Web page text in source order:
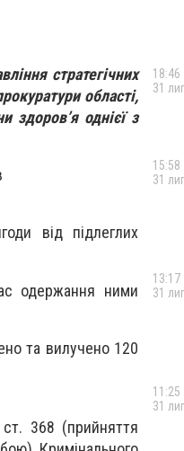
стратегічних
області,
здоров’я однієї з
від підлеглих
одержання ними
та вилучено 120
368 (прийняття
18:46
31
15:58
31
13:17
31
11:25
31